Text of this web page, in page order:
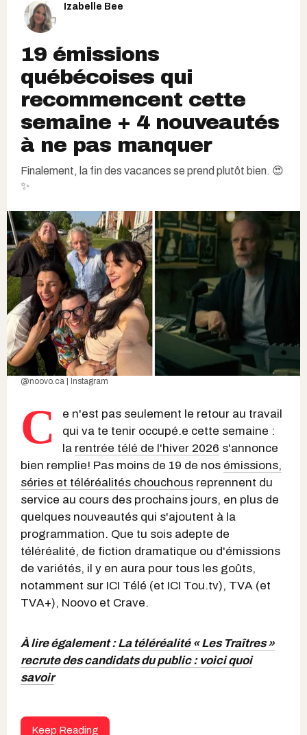
Izabelle Bee
19 émissions
québécoises qui
recommencent cette
semaine + 4 nouveautés
à ne pas manquer
Finalement, la fin des vacances se prend plutôt bien. 😍
✨
@noovo.ca | Instagram
C
e n'est pas seulement le retour au travail
qui va te tenir occupé.e cette semaine :
la rentrée télé de l'hiver 2026 s'annonce
bien remplie! Pas moins de 19 de nos émissions,
séries et téléréalités chouchous reprennent du
service au cours des prochains jours, en plus de
quelques nouveautés qui s'ajoutent à la
programmation. Que tu sois adepte de
téléréalité, de fiction dramatique ou d'émissions
de variétés, il y en aura pour tous les goûts,
notamment sur ICI Télé (et ICI Tou.tv), TVA (et
TVA+), Noovo et Crave.
À lire également :La téléréalité « Les Traîtres »
recrute des candidats du public : voici quoi
savoir
Keep Reading